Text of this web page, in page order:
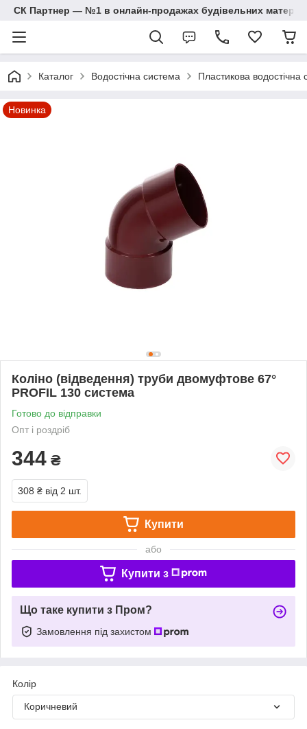
СК Партнер — №1 в онлайн-продажах будівельних
Каталог Водостічна система Пластикова водостічна
Новинка
Коліно (відведення) труби двомуфтове 67°
PROFIL 130 система
Готово до відправки
Опт і роздріб
344 ₴
308 ₴ від 2 шт.
Купити
або
Купити з
Що таке купити з Пром?
Замовлення під захистом
Колір
Коричневий